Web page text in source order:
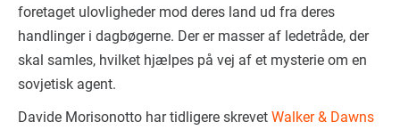
foretaget ulovligheder mod deres land ud fra deres
handlinger i dagbøgerne. Der er masser af ledetråde, der
skal samles, hvilket hjælpes på vej af et mysterie om en
sovjetisk agent.
Davide Morisonotto har tidligere skrevet Walker & Dawns